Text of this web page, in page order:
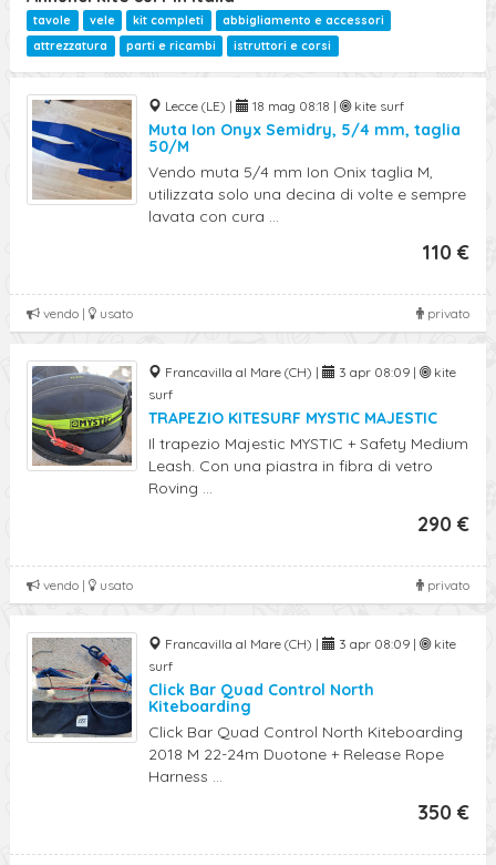
tavole vele kit completi
abbigliamento e accessori
attrezzatura
parti e ricambi istruttori e corsi
Lecce (LE) | 18 mag 08:18 | kite surf
Muta Ion Onyx Semidry, 5/4 mm, taglia
50/M
Vendo muta 5/4 mm Ion Onix taglia M,
utilizzata solo una decina di volte e sempre
lavata con cura ...
110 €
privato
vendo | usato
Francavilla al Mare (CH) | 3 apr 08:09 |
kite
surf
TRAPEZIO KITESURF MYSTIC MAJESTIC
Il trapezio Majestic MYSTIC + Safety Medium
Leash. Con una piastra in fibra di vetro
Roving ...
290 €
privato
vendo | usato
Francavilla al Mare (CH) | 3 apr 08:09 |
kite
surf
Click Bar Quad Control North
Kiteboarding
Click Bar Quad Control North Kiteboarding
2018 M 22-24m Duotone + Release Rope
Harness ...
350 €